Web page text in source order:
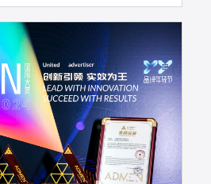
归丨知家DTC获奖合集
经营 直播电商 DTC整合营销
传播
04
2025年03月